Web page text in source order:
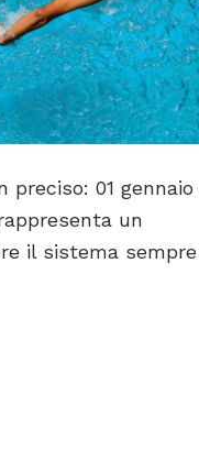
preciso: 01 gennaio
un
il sistema sempre